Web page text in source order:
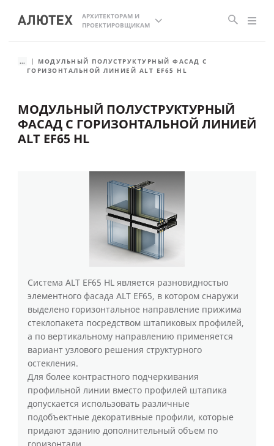
АРХИТЕКТОРАМ И
ПРОЕКТИРОВЩИКАМ
...
МОДУЛЬНЫЙ ПОЛУСТРУКТУРНЫЙ ФАСАД С
ГОРИЗОНТАЛЬНОЙ ЛИНИЕЙ ALT EF65 HL
МОДУЛЬНЫЙ ПОЛУСТРУКТУРНЫЙ
ФАСАД С ГОРИЗОНТАЛЬНОЙ ЛИНИЕЙ
ALT EF65 HL
Система ALT EF65 HL является разновидностью
элементного фасада ALT EF65, в котором снаружи
выделено горизонтальное направление прижима
стеклопакета посредством штапиковых профилей,
а по вертикальному направлению применяется
вариант узлового решения структурного
остекления.
Для более контрастного подчеркивания
профильной линии вместо профилей штапика
допускается использовать различные
подобъектные декоративные профили, которые
придают зданию дополнительный объем по